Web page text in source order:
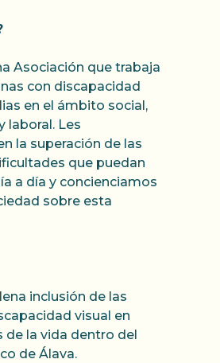
Asociación que trabaja
con discapacidad
en el ámbito social,
laboral. Les
la superación de las
que puedan
a día y concienciamos
sobre esta
inclusión de las
visual en
de la vida dentro del
de Álava.